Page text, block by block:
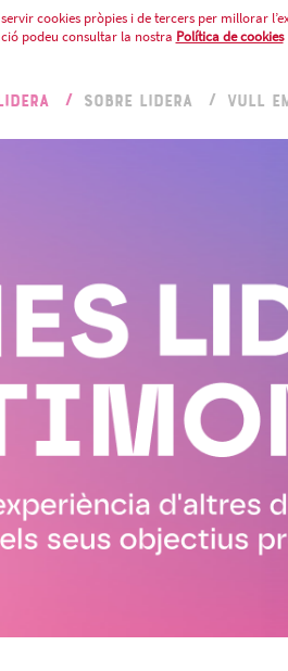
cookies pròpies i de tercers per millorar
podeu consultar la nostra Política de cookies
SOBRE LIDERA VULL